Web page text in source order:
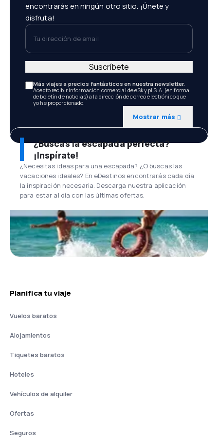
encontrarás en ningún otro sitio. ¡Únete y
disfruta!
Tu dirección de email
Más viajes a precios fantásticos en nuestra newsletter.
Acepto recibir información comercial de eSky.pl S.A. (en forma
de boletín de noticias) a la dirección de correo electrónico que
yo he proporcionado.
Mostrar más
Suscríbete
¿Buscas la escapada perfecta?
¡Inspírate!
¿Necesitas ideas para una escapada? ¿O buscas las
vacaciones ideales? En eDestinos encontrarás cada día
la inspiración necesaria. Descarga nuestra aplicación
para estar al día con las últimas ofertas.
Planifica tu viaje
Vuelos baratos
Alojamientos
Tiquetes baratos
Hoteles
Vehículos de alquiler
Ofertas
Seguros